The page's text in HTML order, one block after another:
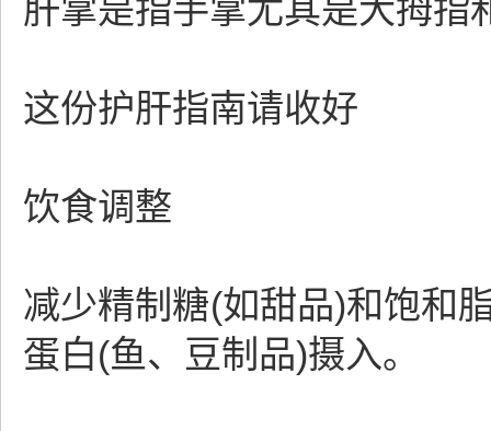
肝掌是指手掌尤其是大拇指
这份护肝指南请收好
饮食调整
减少精制糖(如甜品)和饱和
蛋白(鱼、豆制品)摄入。